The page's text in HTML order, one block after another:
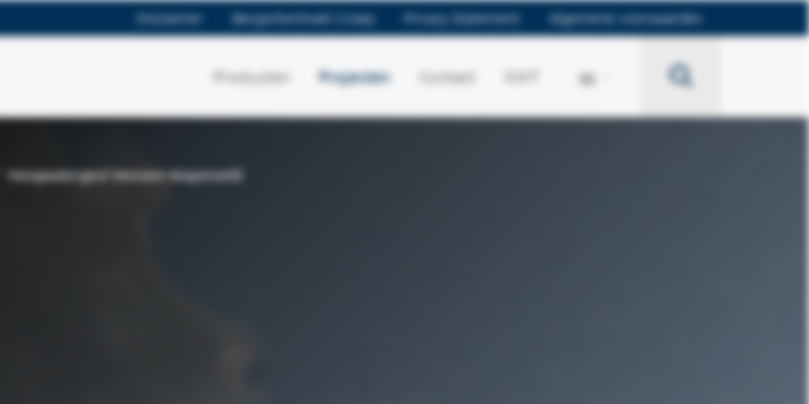
Disclaimer Bergschenhoek Groep Privacy Statement Algemene voorwaarden
Producten Projecten Contact BE
Hoogwatergeul Veessen-Wapenveld